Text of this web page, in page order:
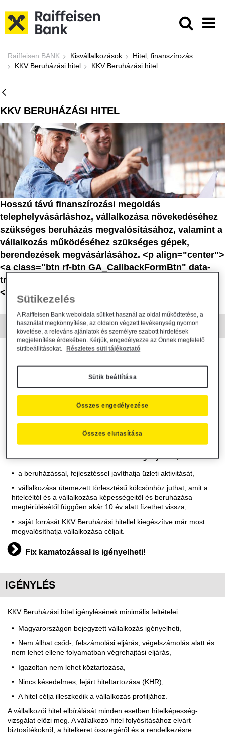
KKV Beruházási hitel - Raiffeisen
Raiffeisen BANK Kisvállalkozások
Hitel, finanszírozás
KKV Beruházási hitel
KKV Beruházási hitel
KKV BERUHÁZÁSI HITEL
Hosszú távú finanszírozási megoldás
telephelyvásárláshoz, vállalkozása növekedéséhez
szükséges beruházás megvalósításához, valamint a
vállalkozás működéséhez szükséges gépek,
berendezések megvásárlásához. <p align="center">
<a class="btn rf-btn GA_CallbackFormBtn" data-
trigger="leadform">REGISZTRÁLJON MOST!</a>
</p>
MIÉRT ÉRDEMES?
A KKV Beruházási hitelt Önnek ajánljuk, ha
vállalkozása növelését, tevékenysége bővítését tervezi,
felújítását, korszerűsítését, bővítését tervezi,
bővíteni, korszerűsíteni kívánja gépparkját, berendezéseit,
eszközeit,
más banknál fennálló hiteleinek kiváltására keres kedvező
megoldást.
Azért érdemes a KKV Beruházási hitelt igényelnie, mert
a beruházással, fejlesztéssel javíthatja üzleti aktivitását,
vállalkozása ütemezett törlesztésű kölcsönhöz juthat, amit a
hitelcéltól és a vállalkozása képességeitől és beruházása
megtérülésétől függően akár 10 év alatt fizethet vissza,
saját forrását KKV Beruházási hitellel kiegészítve már most
megvalósíthatja vállalkozása céljait.
Fix kamatozással is igényelheti!
IGÉNYLÉS
KKV Beruházási hitel igénylésének minimális feltételei:
Magyarországon bejegyzett vállalkozás igényelheti,
Nem állhat csőd-, felszámolási eljárás, végelszámolás alatt és
nem lehet ellene folyamatban végrehajtási eljárás,
Igazoltan nem lehet köztartozása,
Nincs késedelmes, lejárt hiteltartozása (KHR),
A hitel célja illeszkedik a vállalkozás profiljához.
A vállalkozói hitel elbírálását minden esetben hitelképesség-
vizsgálat előzi meg. A vállalkozó hitel folyósításához elvárt
biztosítékokról, a hitelkeret összegéről és a rendelkezésre
Sütikezelés
A Raiffeisen Bank weboldala sütiket használ az oldal működtetése, a
használat megkönnyítése, az oldalon végzett tevékenység nyomon
követése, a releváns ajánlatok és személyre szabott hirdetések
megjelenítése érdekében. Kérjük, engedélyezze az Önnek megfelelő
sütibeállításokat.
Részletes süti tájékoztató
Sütik beállítása
Összes elutasítása
Összes engedélyezése